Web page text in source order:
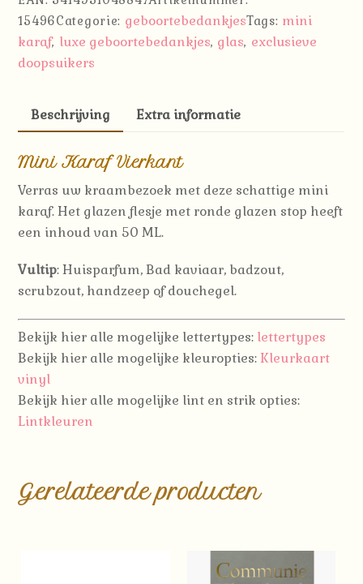
aantal
15496Categorie: geboortebedankjesTags: mini
karaf, luxe geboortebedankjes, glas, exclusieve
doopsuikers
Beschrijving Extra informatie
Mini Karaf Vierkant
Verras uw kraambezoek met deze schattige mini
karaf. Het glazen flesje met ronde glazen stop heeft
een inhoud van 50 ML.
Vultip: Huisparfum, Bad kaviaar, badzout,
scrubzout, handzeep of douchegel.
Bekijk hier alle mogelijke lettertypes: lettertypes
Bekijk hier alle mogelijke kleuropties:Kleurkaart
vinyl
Bekijk hier alle mogelijke lint en strik opties:
Lintkleuren
Gerelateerde producten